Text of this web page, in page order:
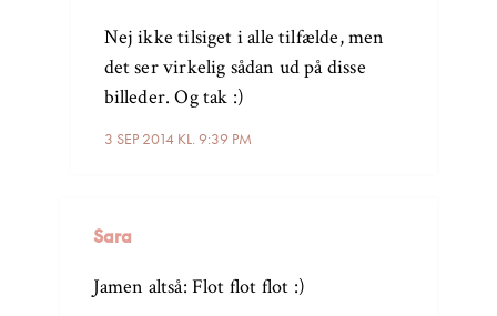
3 SEP 2014 KL. 9:39 PM
Nej ikke tilsiget i alle tilfælde, men
det ser virkelig sådan ud på disse
billeder. Og tak :)
Sara
Jamen altså: Flot flot flot :)